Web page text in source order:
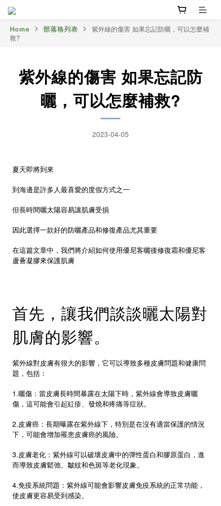
Home 部落格列表
紫外線的傷害 如果忘記防曬，可以怎麼補
救?
紫外線的傷害 如果忘記防
曬，可以怎麼補救?
2023-04-05
夏天即將到來
到海邊是許多人最喜愛的度假方式之一
但長時間曬太陽容易讓肌膚受損
因此選擇一款好的防曬產品和修復產品尤其重要
在這篇文章中，我們將介紹如何使用優尼客曬後修復霜和優尼客
蘆薈凝膠來保護肌膚
首先，讓我們談談曬太陽對
肌膚的影響。
紫外線對皮膚有很大的影響，它可以導致多種皮膚問題和健康問
題，包括：
1.曬傷：當皮膚長時間暴露在太陽下時，紫外線會導致皮膚曬
傷，這可能會引起紅疹、發燒和疼痛等症狀。
2.皮膚癌：長期曝露在紫外線下，特別是在沒有適當保護的情況
下，可能會增加罹患皮膚癌的風險。
3.皮膚老化：紫外線可以破壞皮膚中的彈性蛋白和膠原蛋白，進
而導致皮膚鬆弛、皺紋和色斑等老化現象。
4.免疫系統問題：紫外線可能會影響皮膚免疫系統的正常功能，
使皮膚更容易受到感染。